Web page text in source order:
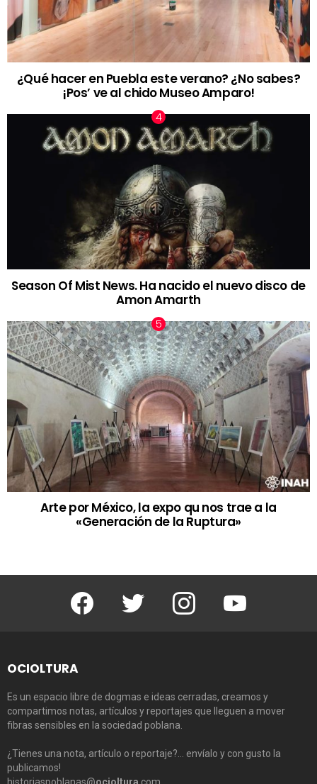
¿Qué hacer en Puebla este verano? ¿No sabes?
¡Pos’ ve al chido Museo Amparo!
Season Of Mist News. Ha nacido el nuevo disco de
Amon Amarth
Arte por México, la expo qu nos trae a la
«Generación de la Ruptura»
Facebook Twitter Instagram Youtube
OCIOLTURA
Es un espacio libre de dogmas e ideas cerradas, creamos y
compartimos notas, artículos y reportajes que lleguen a mover
fibras sensibles en la sociedad poblana.
¿Tienes una nota, artículo o reportaje?… envíalo y con gusto la
publicamos!